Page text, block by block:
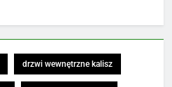
drzwi wewnętrzne kalisz